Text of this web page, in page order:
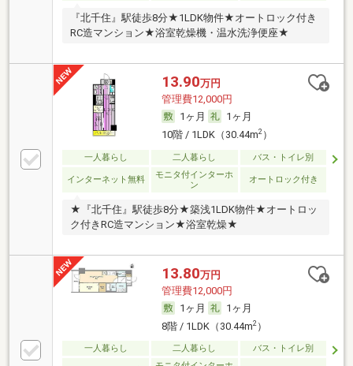
『北千住』駅徒歩8分★1LDK物件★オートロック付き
RC造マンション★浴室乾燥機・温水洗浄便座★
13.90万円
管理費12,000円
1ヶ月
1ヶ月
10階 / 1LDK（30.44m2）
一人暮らし 二人暮らし バス・トイレ別
インターネット無料
モニタ付インターホ
ン
オートロック付き
★『北千住』駅徒歩8分★築浅1LDK物件★オートロッ
ク付きRC造マンション★浴室乾燥★
13.80万円
管理費12,000円
1ヶ月
1ヶ月
8階 / 1LDK（30.44m2）
一人暮らし 二人暮らし バス・トイレ別